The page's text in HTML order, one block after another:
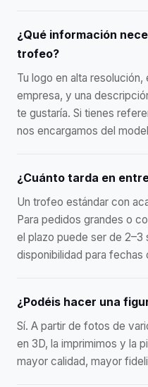
¿Qué información
trofeo?
Tu logo en alta
empresa, y una
te gustaría. Si tienes
nos encargamos del
¿Cuánto tarda en
Un trofeo estándar con
Para pedidos grandes o
el plazo puede ser de 2–3
disponibilidad para fechas
¿Podéis hacer una
Sí. A partir de fotos de
en 3D, la imprimimos y la
mayor calidad, mayor